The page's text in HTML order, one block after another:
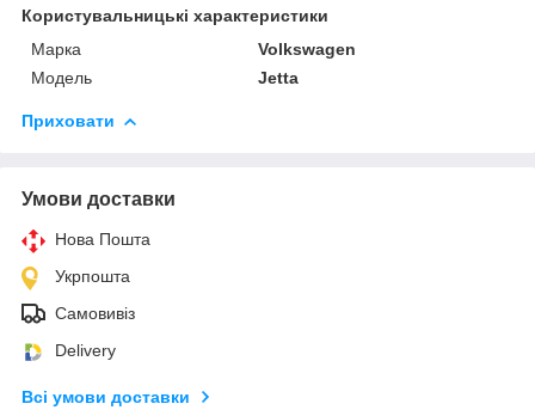
Користувальницькі характеристики
Марка
Volkswagen
Модель
Jetta
Приховати
Умови доставки
Нова Пошта
Укрпошта
Самовивіз
Delivery
Всі умови доставки